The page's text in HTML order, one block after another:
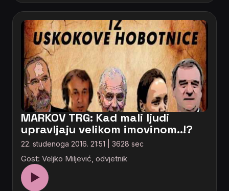
MARKOV TRG: Kad mali ljudi
upravljaju velikom imovinom..!?
22. studenoga 2016. 21:51 | 3628 sec
Gost: Veljko Miljević, odvjetnik
▶